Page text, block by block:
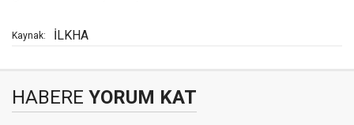
Kaynak: İLKHA
HABERE YORUM KAT